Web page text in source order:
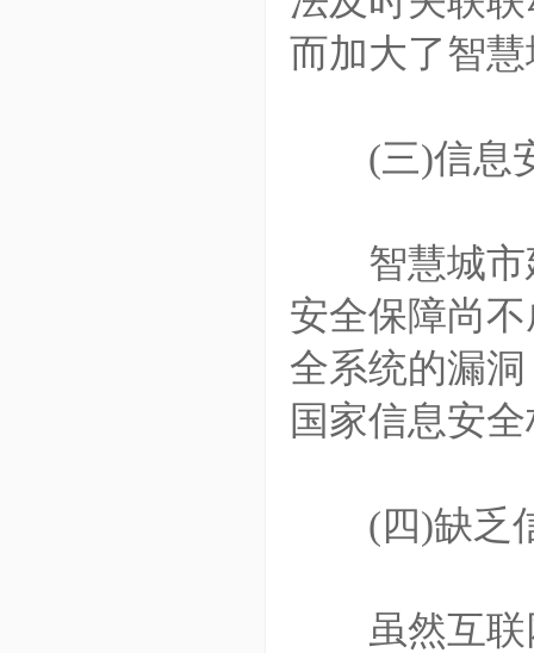
而加大了智
(三)信息
智慧城市建
安全保障尚
全系统的漏
国家信息安
(四)缺乏
虽然互联网